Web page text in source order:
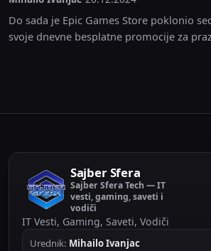
Do sada je Epic Games Store poklonio
svoje dnevne besplatne promocije za
Sajber Sfera
Sajber Sfera Tech — IT
vesti, gaming, saveti i
vodiči
IT Vesti, Gaming, Saveti, Vodiči
Urednik: Mihailo Ivanjac